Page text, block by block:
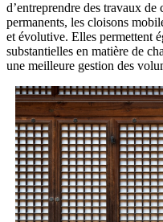
d’entreprendre des travaux
permanents, les cloisons
et évolutive. Elles permettent
substantielles en matière de
une meilleure gestion des